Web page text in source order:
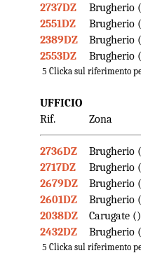
2737DZ
Brugherio
2551DZ
Brugherio
2389DZ
Brugherio
2553DZ
Brugherio
5 Clicka sul riferimento
UFFICIO
Rif.
Zona
2736DZ
Brugherio
2717DZ
Brugherio
2679DZ
Brugherio
2601DZ
Brugherio
2038DZ
Carugate ()
2432DZ
Brugherio
5 Clicka sul riferimento